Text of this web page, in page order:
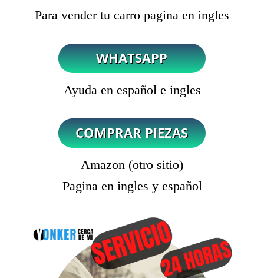
Para vender tu carro pagina en ingles
Ayuda en español e ingles
Amazon (otro sitio)
Pagina en ingles y español